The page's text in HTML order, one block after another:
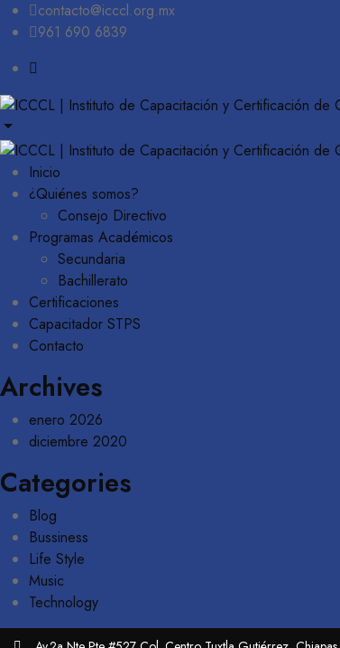
contacto@icccl.org.mx
961 690 6839
Inicio
¿Quiénes somos?
Consejo Directivo
Programas Académicos
Secundaria
Bachillerato
Certificaciones
Capacitador STPS
Contacto
Archives
enero 2026
diciembre 2020
Categories
Blog
Bussiness
Life Style
Music
Technology